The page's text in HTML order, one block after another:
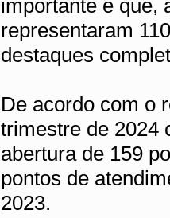
importante é que,
representaram
destaques
De acordo com o
trimestre de 2024
abertura de 159
pontos de
2023.